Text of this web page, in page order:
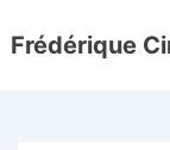
passer
Frédérique